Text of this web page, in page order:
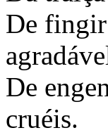
De fingir
De
cruéis.